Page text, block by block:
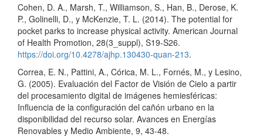
Cohen, D. A., Marsh, T., Williamson, S., Han, B., Derose, K.
P., Golinelli, D., y McKenzie, T. L. (2014). The potential for
pocket parks to increase physical activity. American Journal
of Health Promotion, 28(3_suppl), S19-S26.
https://doi.org/10.4278/ajhp.130430-quan-213.
Correa, E. N., Pattini, A., Córica, M. L., Fornés, M., y Lesino,
G. (2005). Evaluación del Factor de Visión de Cielo a partir
del procesamiento digital de imágenes hemiesféricas:
Influencia de la configuración del cañón urbano en la
disponibilidad del recurso solar. Avances en Energías
Renovables y Medio Ambiente, 9, 43-48.